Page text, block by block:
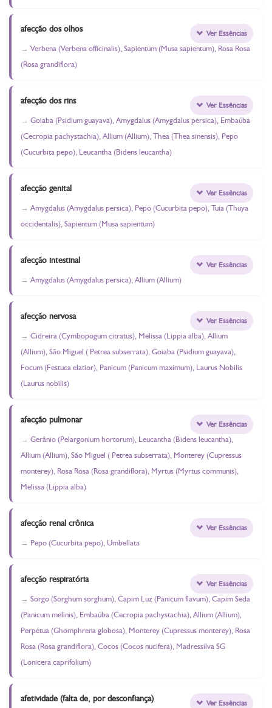
afecção dos olhos
Verbena (Verbena officinalis), Sapientum (Musa sapientum), Rosa Rosa
(Rosa grandiflora)
Ver Essências
afecção dos rins
Goiaba (Psidium guayava), Amygdalus (Amygdalus persica), Embaúba
(Cecropia pachystachia), Allium (Allium), Thea (Thea sinensis), Pepo
(Cucurbita pepo), Leucantha (Bidens leucantha)
Ver Essências
afecção genital
Amygdalus (Amygdalus persica), Pepo (Cucurbita pepo), Tuia (Thuya
occidentalis), Sapientum (Musa sapientum)
Ver Essências
afecção intestinal
Amygdalus (Amygdalus persica), Allium (Allium)
Ver Essências
afecção nervosa
Cidreira (Cymbopogum citratus), Melissa (Lippia alba), Allium
(Allium), São Miguel ( Petrea subserrata), Goiaba (Psidium guayava),
Focum (Festuca elatior), Panicum (Panicum maximum), Laurus Nobilis
(Laurus nobilis)
Ver Essências
afecção pulmonar
Gerânio (Pelargonium hortorum), Leucantha (Bidens leucantha),
Allium (Allium), São Miguel ( Petrea subserrata), Monterey (Cupressus
monterey), Rosa Rosa (Rosa grandiflora), Myrtus (Myrtus communis),
Melissa (Lippia alba)
Ver Essências
afecção renal crônica
Pepo (Cucurbita pepo), Umbellata
Ver Essências
afecção respiratória
Sorgo (Sorghum sorghum), Capim Luz (Panicum flavum), Capim Seda
(Panicum melinis), Embaúba (Cecropia pachystachia), Allium (Allium),
Perpétua (Ghomphrena globosa), Monterey (Cupressus monterey), Rosa
Rosa (Rosa grandiflora), Cocos (Cocos nucifera), Madressilva SG
(Lonicera caprifolium)
Ver Essências
afetividade (falta de, por desconfiança) Ver Essências